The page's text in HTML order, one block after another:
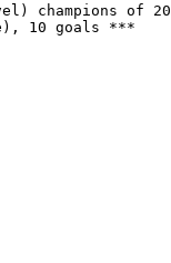
champions of
10 goals ***